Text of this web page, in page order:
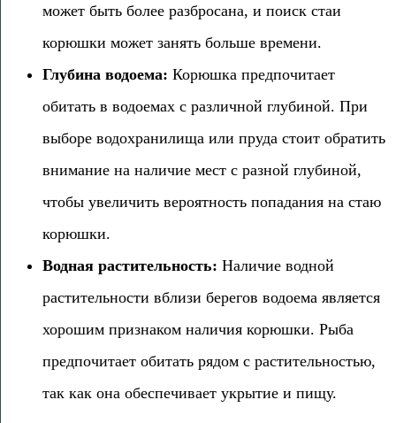
может быть более разбросана, и поиск стаи
корюшки может занять больше времени.
Глубина водоема: Корюшка предпочитает
обитать в водоемах с различной глубиной. При
выборе водохранилища или пруда стоит обратить
внимание на наличие мест с разной глубиной,
чтобы увеличить вероятность попадания на стаю
корюшки.
Водная растительность: Наличие водной
растительности вблизи берегов водоема является
хорошим признаком наличия корюшки. Рыба
предпочитает обитать рядом с растительностью,
так как она обеспечивает укрытие и пищу.